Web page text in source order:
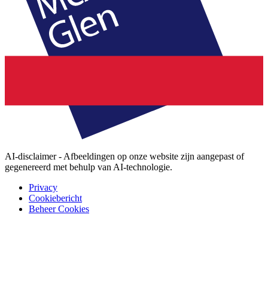
AI-disclaimer - Afbeeldingen op onze website zijn aangepast of
gegenereerd met behulp van AI-technologie.
Privacy
Cookiebericht
Beheer Cookies